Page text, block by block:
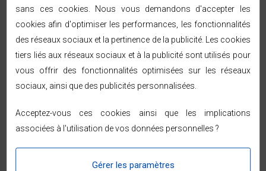
générales de vente .
Paiement sécurisé (SSL, 3D Secure) — CB, PayPal,
ou en 2, 3 et 4 fois sans frais dès 99 € avec Alma.
Aucun avis n'a été publié pour le moment.
sans ces cookies. Nous vous demandons d'accepter les
cookies afin d'optimiser les performances, les fonctionnalités
des réseaux sociaux et la pertinence de la publicité. Les cookies
tiers liés aux réseaux sociaux et à la publicité sont utilisés pour
vous offrir des fonctionnalités optimisées sur les réseaux
sociaux, ainsi que des publicités personnalisées.
Acceptez-vous ces cookies ainsi que les implications
associées à l'utilisation de vos données personnelles ?
Gérer les paramètres